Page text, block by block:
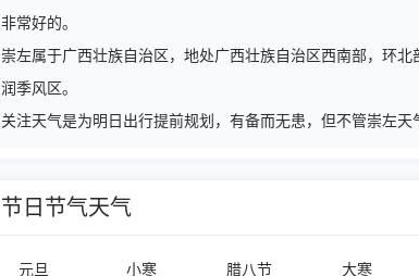
非常好的。
崇左属于广西壮族自治区，地处广西壮族自治区西南部，环
润季风区。
关注天气是为明日出行提前规划，有备而无患，但不管崇左
节日节气天气
元旦 小寒 腊八节 大寒